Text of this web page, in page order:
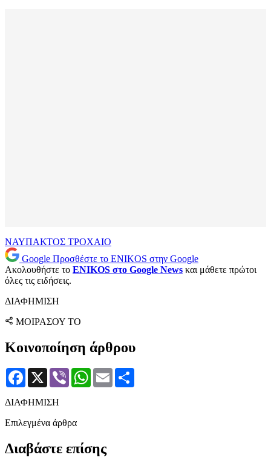
ΝΑΥΠΑΚΤΟΣ ΤΡΟΧΑΙΟ
Google Προσθέστε το ENIKOS στην Google
Ακολουθήστε το ENIKOS στο Google News και μάθετε πρώτοι
όλες τις ειδήσεις.
ΔΙΑΦΗΜΙΣΗ
ΜΟΙΡΑΣΟΥ ΤΟ
Κοινοποίηση άρθρου
Facebook
X Viber WhatsApp
Email
ΔΙΑΦΗΜΙΣΗ
Επιλεγμένα άρθρα
Διαβάστε επίσης